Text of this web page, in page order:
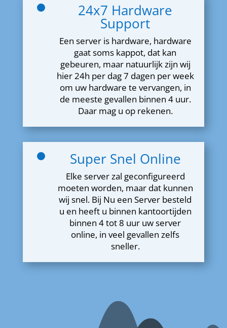
24x7 Hardware
Support
Een server is hardware, hardware
gaat soms kappot, dat kan
gebeuren, maar natuurlijk zijn wij
hier 24h per dag 7 dagen per week
om uw hardware te vervangen, in
de meeste gevallen binnen 4 uur.
Daar mag u op rekenen.
Super Snel Online
Elke server zal geconfigureerd
moeten worden, maar dat kunnen
wij snel. Bij Nu een Server besteld
u en heeft u binnen kantoortijden
binnen 4 tot 8 uur uw server
online, in veel gevallen zelfs
sneller.